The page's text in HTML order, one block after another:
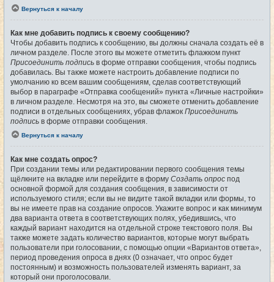
Вернуться к началу
Как мне добавить подпись к своему сообщению?
Чтобы добавить подпись к сообщению, вы должны сначала создать её в
личном разделе. После этого вы можете отметить флажком пункт
Присоединить подпись в форме отправки сообщения, чтобы подпись
добавилась. Вы также можете настроить добавление подписи по
умолчанию ко всем вашим сообщениям, сделав соответствующий
выбор в параграфе «Отправка сообщений» пункта «Личные настройки»
в личном разделе. Несмотря на это, вы сможете отменить добавление
подписи в отдельных сообщениях, убрав флажок Присоединить
подпись в форме отправки сообщения.
Вернуться к началу
Как мне создать опрос?
При создании темы или редактировании первого сообщения темы
щёлкните на вкладке или перейдите в форму Создать опрос под
основной формой для создания сообщения, в зависимости от
используемого стиля; если вы не видите такой вкладки или формы, то
вы не имеете прав на создание опросов. Укажите вопрос и как минимум
два варианта ответа в соответствующих полях, убедившись, что
каждый вариант находится на отдельной строке текстового поля. Вы
также можете задать количество вариантов, которые могут выбрать
пользователи при голосовании, с помощью опции «Вариантов ответа»,
период проведения опроса в днях (0 означает, что опрос будет
постоянным) и возможность пользователей изменять вариант, за
который они проголосовали.